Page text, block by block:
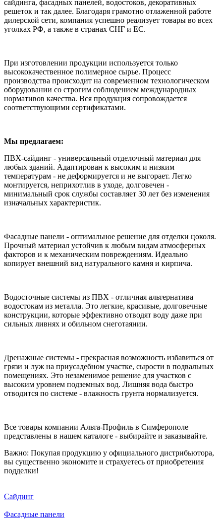
сайдинга, фасадных панелей, водостоков, декоративных
решеток и так далее. Благодаря грамотно отлаженной работе
дилерской сети, компания успешно реализует товары во всех
уголках РФ, а также в странах СНГ и ЕС.
При изготовлении продукции используется только
высококачественное полимерное сырье. Процесс
производства происходит на современном технологическом
оборудовании со строгим соблюдением международных
нормативов качества. Вся продукция сопровождается
соответствующими сертификатами.
Мы предлагаем:
ПВХ-сайдинг - универсальный отделочный материал для
любых зданий. Адаптирован к высоким и низким
температурам - не деформируется и не выгорает. Легко
монтируется, неприхотлив в уходе, долговечен -
минимальный срок службы составляет 30 лет без изменения
изначальных характеристик.
Фасадные панели - оптимальное решение для отделки цоколя.
Прочный материал устойчив к любым видам атмосферных
факторов и к механическим повреждениям. Идеально
копирует внешний вид натурального камня и кирпича.
Водосточные системы из ПВХ - отличная альтернатива
водостокам из металла. Это легкие, красивые, долговечные
конструкции, которые эффективно отводят воду даже при
сильных ливнях и обильном снеготаянии.
Дренажные системы - прекрасная возможность избавиться от
грязи и луж на приусадебном участке, сырости в подвальных
помещениях. Это незаменимое решение для участков с
высоким уровнем подземных вод. Лишняя вода быстро
отводится по системе - влажность грунта нормализуется.
Все товары компании Альта-Профиль в Симферополе
представлены в нашем каталоге - выбирайте и заказывайте.
Важно: Покупая продукцию у официального дистрибьютора,
вы существенно экономите и страхуетесь от приобретения
подделки!
Сайдинг
Фасадные панели